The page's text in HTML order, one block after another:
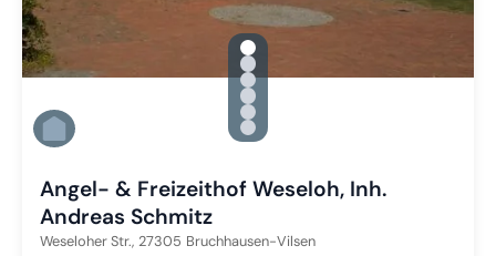
gallery.slide_selector
Zu Slide 1 wechseln
Zu Slide 2 wechseln
Zu Slide 3 wechseln
Zu Slide 4 wechseln
Zu Slide 5 wechseln
Zu Slide 6 wechseln
Angel- & Freizeithof Weseloh, Inh.
Andreas Schmitz
Weseloher Str., 27305 Bruchhausen-Vilsen